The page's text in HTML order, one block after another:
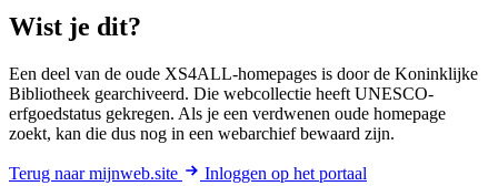
Wist je dit?
Een deel van de oude XS4ALL-homepages is door de Koninklijke
Bibliotheek gearchiveerd. Die webcollectie heeft UNESCO-
erfgoedstatus gekregen. Als je een verdwenen oude homepage
zoekt, kan die dus nog in een webarchief bewaard zijn.
Terug naar mijnweb.site
Inloggen op het portaal